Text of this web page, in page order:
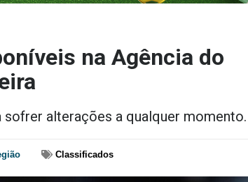
na Agência do
alterações a qualquer momento.
Classificados